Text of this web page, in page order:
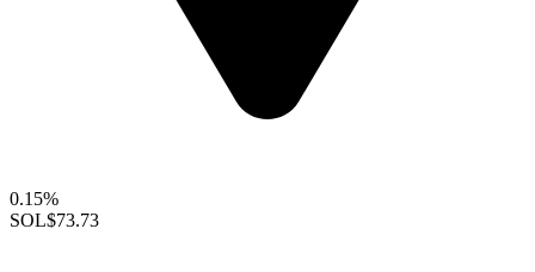
0.15%
SOL$73.73